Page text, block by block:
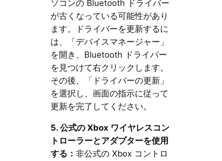
ソコンの Bluetooth ドライバー
が古くなっている可能性があり
ます。ドライバーを更新するに
は、「デバイスマネージャー」
を開き、Bluetooth ドライバー
を見つけて右クリックします。
その後、「ドライバーの更新」
を選択し、画面の指示に従って
更新を完了してください。
5. 公式の Xbox ワイヤレスコン
トローラーとアダプターを使用
する： 非公式の Xbox コントロ